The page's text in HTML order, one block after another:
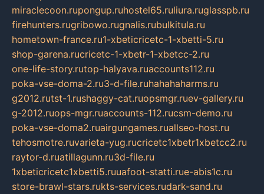
miraclecoon.rupongup.ruhostel65.ruliura.ruglasspb.ru
firehunters.rugribowo.rugnalis.rubulkitula.ru
hometown-france.ru1-xbeticricetc-1-xbetti-5.ru
shop-garena.rucricetc-1-xbetr-1-xbetcc-2.ru
one-life-story.rutop-halyava.ruaccounts112.ru
poka-vse-doma-2.ru3-d-file.ruhahahaharms.ru
g2012.rutst-1.rushaggy-cat.ruopsmgr.ruev-gallery.ru
g-2012.ruops-mgr.ruaccounts-112.rucsm-demo.ru
poka-vse-doma2.ruairgungames.ruallseo-host.ru
tehosmotre.ruvarieta-yug.rucricetc1xbetr1xbetcc2.ru
raytor-d.ruatillagunn.ru3d-file.ru
1xbeticricetc1xbetti5.ruuafoot-statti.rue-abis1c.ru
store-brawl-stars.rukts-services.rudark-sand.ru